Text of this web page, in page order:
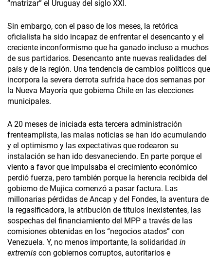
“matrizar” el Uruguay del siglo XXI.
Sin embargo, con el paso de los meses, la retórica
oficialista ha sido incapaz de enfrentar el desencanto y el
creciente inconformismo que ha ganado incluso a muchos
de sus partidarios. Desencanto ante nuevas realidades del
país y de la región. Una tendencia de cambios políticos que
incorpora la severa derrota sufrida hace dos semanas por
la Nueva Mayoría que gobierna Chile en las elecciones
municipales.
A 20 meses de iniciada esta tercera administración
frenteamplista, las malas noticias se han ido acumulando
y el optimismo y las expectativas que rodearon su
instalación se han ido desvaneciendo. En parte porque el
viento a favor que impulsaba el crecimiento económico
perdió fuerza, pero también porque la herencia recibida del
gobierno de Mujica comenzó a pasar factura. Las
millonarias pérdidas de Ancap y del Fondes, la aventura de
la regasificadora, la atribución de títulos inexistentes, las
sospechas del financiamiento del MPP a través de las
comisiones obtenidas en los “negocios atados” con
Venezuela. Y, no menos importante, la solidaridad in
extremis con gobiernos corruptos, autoritarios e